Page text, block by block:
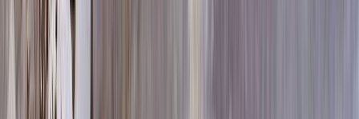
Материалы
Размеры стелы и тумбы гориз.
Размеры стелы и тумбы гориз.
60x80x5 12x90x15
53 240 ₽
70x100x5 12x110x15